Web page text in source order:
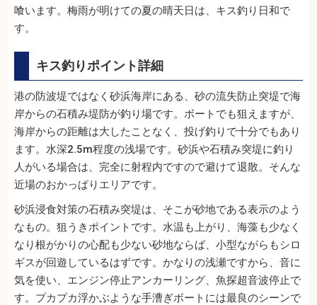
喰います。梅雨が明けての夏の晴天日は、キス釣り日和で
す。
キス釣りポイント詳細
港の防波堤ではなく砂浜海岸にある、砂の流失防止突堤で海
岸からの石積み堤防が釣り場です。ボートでも狙えますが、
海岸からの距離は大したことなく、投げ釣りで十分でもあり
ます。水深2.5m程度の浅場です。砂浜や石積み突堤に釣り
人がいる場合は、完全に射程内ですので避けて退散。そんな
近場のおかっぱりエリアです。
砂浜浸食対策の石積み突堤は、そこが砂地である表示のよう
なもの。狙うきポイントです。水温も上がり、海藻も少なく
なり根がかりの心配も少ない砂地ならば、小型ながらもシロ
ギスが回遊しているはずです。かなりの浅瀬ですから、音に
気を使い、エンジン停止アンカーリング、魚探超音波停止で
す。プカプカ浮かぶような手漕ぎボートには最良のシーンで